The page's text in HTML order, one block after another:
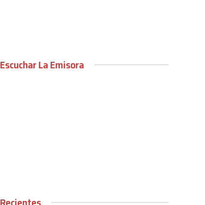
Escuchar La Emisora